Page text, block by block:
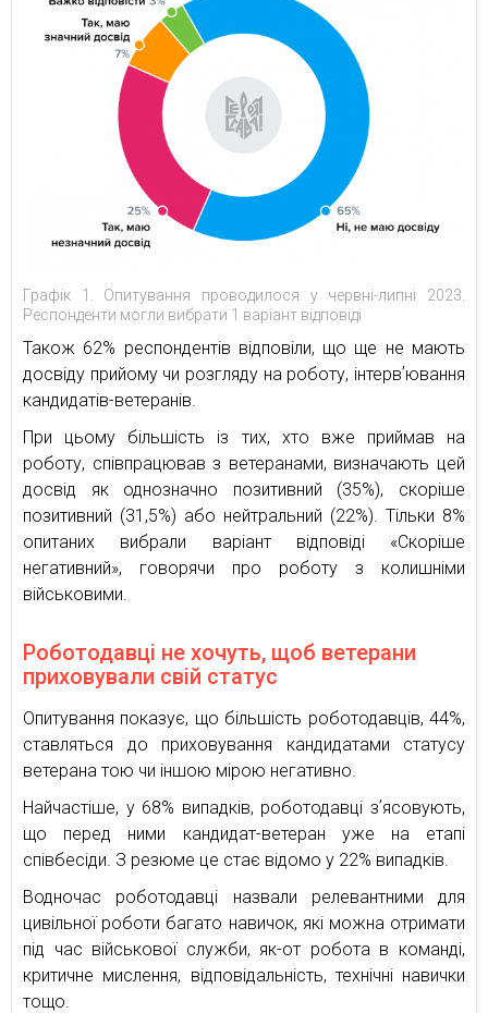
Графік 1. Опитування проводилося у червні-липні 2023.
Респонденти могли вибрати 1 варіант відповіді
Також 62% респондентів відповіли, що ще не мають
досвіду прийому чи розгляду на роботу, інтервʼювання
кандидатів-ветеранів.
При цьому більшість із тих, хто вже приймав на
роботу, співпрацював з ветеранами, визначають цей
досвід як однозначно позитивний (35%), скоріше
позитивний (31,5%) або нейтральний (22%). Тільки 8%
опитаних вибрали варіант відповіді «Скоріше
негативний», говорячи про роботу з колишніми
військовими.
Роботодавці не хочуть, щоб ветерани
приховували свій статус
Опитування показує, що більшість роботодавців, 44%,
ставляться до приховування кандидатами статусу
ветерана тою чи іншою мірою негативно.
Найчастіше, у 68% випадків, роботодавці зʼясовують,
що перед ними кандидат-ветеран уже на етапі
співбесіди. З резюме це стає відомо у 22% випадків.
Водночас роботодавці назвали релевантними для
цивільної роботи багато навичок, які можна отримати
під час військової служби, як-от робота в команді,
критичне мислення, відповідальність, технічні навички
тощо.